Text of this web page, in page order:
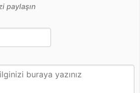
paylaşın